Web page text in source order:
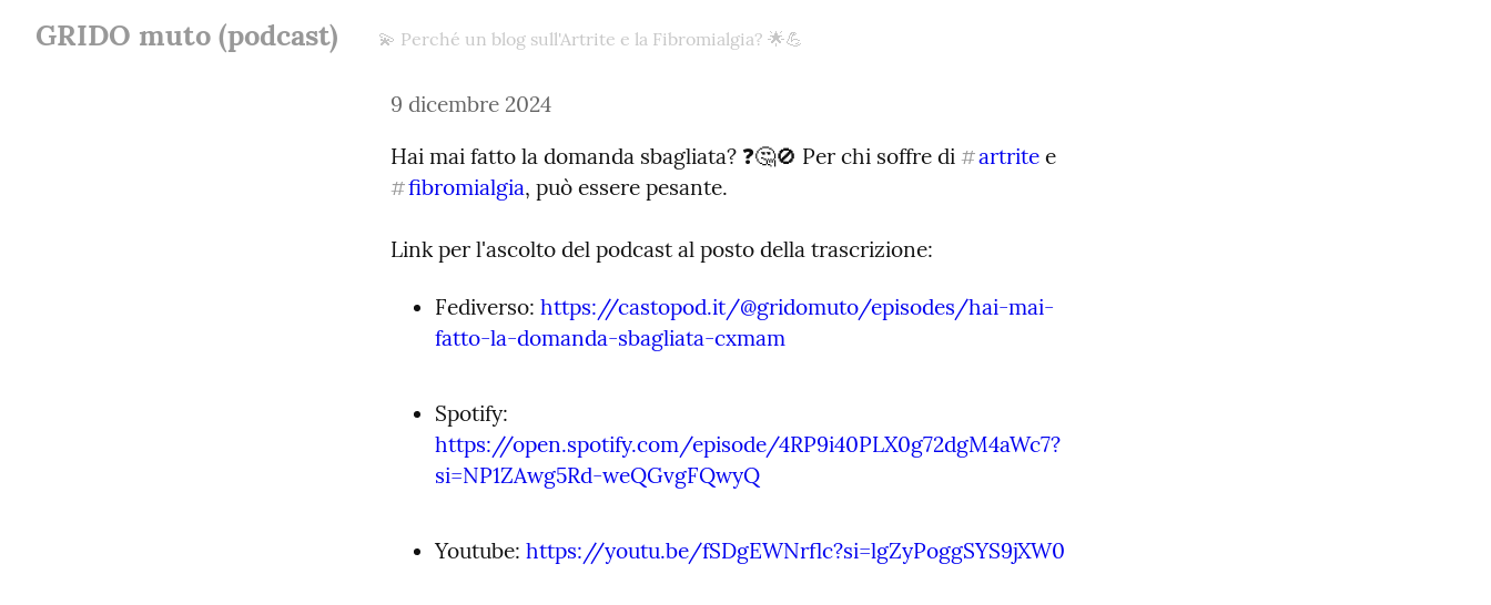
GRIDO muto (podcast) 💫 Perché un blog sull'Artrite e la Fibromialgia? 🌟💪
9 dicembre 2024
Hai mai fatto la domanda sbagliata? ❓🤔🚫 Per chi soffre di #artrite e
#fibromialgia, può essere pesante.
Link per l'ascolto del podcast al posto della trascrizione:
Fediverso: https://castopod.it/@gridomuto/episodes/hai-mai-
fatto-la-domanda-sbagliata-cxmam
https://open.spotify.com/episode/4RP9i40PLX0g72dgM4aWc7?
si=NP1ZAwg5Rd-weQGvgFQwyQ
Youtube: https://youtu.be/fSDgEWNrflc?si=lgZyPoggSYS9jXW0